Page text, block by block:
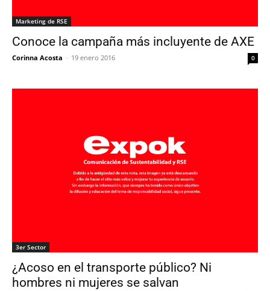
Marketing de RSE
Conoce la campaña más incluyente de AXE
Corinna Acosta - 19 enero 2016 0
3er Sector
¿Acoso en el transporte público? Ni
hombres ni mujeres se salvan